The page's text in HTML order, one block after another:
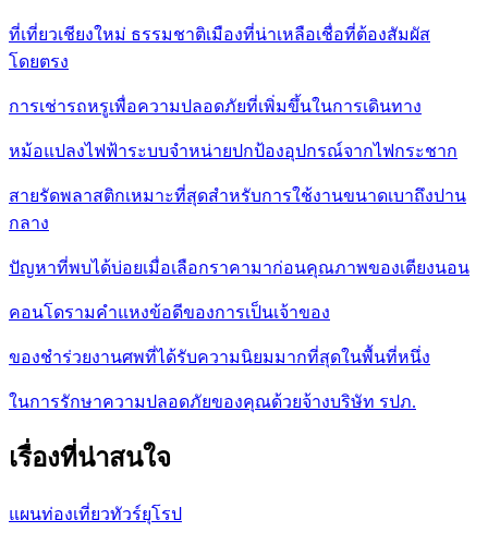
ที่เที่ยวเชียงใหม่ ธรรมชาติเมืองที่น่าเหลือเชื่อที่ต้องสัมผัส
โดยตรง
การเช่ารถหรูเพื่อความปลอดภัยที่เพิ่มขึ้นในการเดินทาง
หม้อแปลงไฟฟ้าระบบจำหน่ายปกป้องอุปกรณ์จากไฟกระชาก
สายรัดพลาสติกเหมาะที่สุดสำหรับการใช้งานขนาดเบาถึงปาน
กลาง
ปัญหาที่พบได้บ่อยเมื่อเลือกราคามาก่อนคุณภาพของเตียงนอน
คอนโดรามคำแหงข้อดีของการเป็นเจ้าของ
ของชำร่วยงานศพที่ได้รับความนิยมมากที่สุดในพื้นที่หนึ่ง
ในการรักษาความปลอดภัยของคุณด้วยจ้างบริษัท รปภ.
เรื่องที่น่าสนใจ
แผนท่องเที่ยวทัวร์ยุโรป